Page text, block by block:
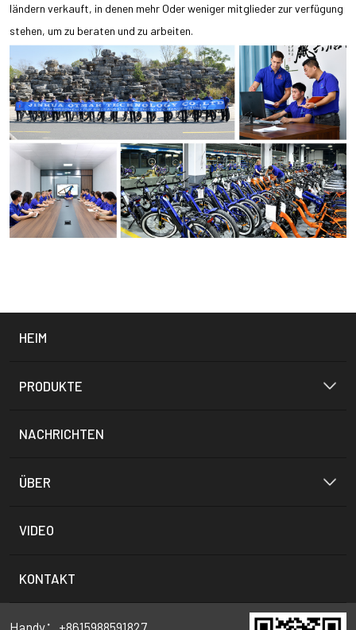
ländern verkauft, in denen mehr Oder weniger mitglieder zur verfügung
stehen, um zu beraten und zu arbeiten.
HEIM
PRODUKTE
NACHRICHTEN
ÜBER
VIDEO
KONTAKT